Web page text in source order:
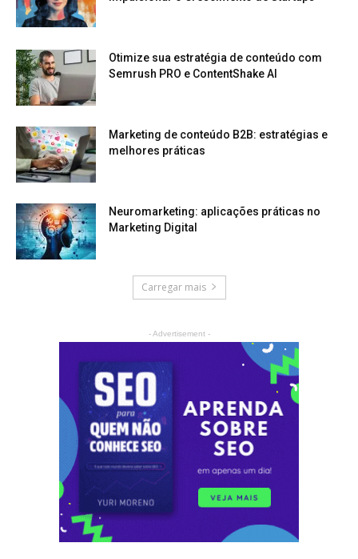
Otimize sua estratégia de conteúdo com
Semrush PRO e ContentShake AI
Marketing de conteúdo B2B: estratégias e
melhores práticas
Neuromarketing: aplicações práticas no
Marketing Digital
Carregar mais
- Advertisement -